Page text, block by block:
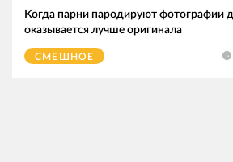
Когда парни пародируют фотографии
оказывается лучше оригинала
СМЕШНОЕ